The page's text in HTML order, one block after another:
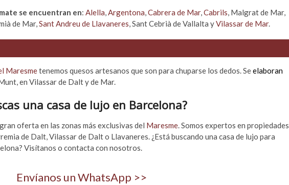
se encuentran en: Alella,Argentona,Cabrera de Mar,Cabrils, Malgrat de Mar,
de Mar,Sant Andreu de Llavaneres, Sant Cebrià de Vallalta yVilassar de Mar.
Maresmetenemos quesos artesanos que son para chuparse los dedos. Seelaboran
en Vilassar de Dalt y de Mar.
una casa de lujo en Barcelona?
oferta en las zonas más exclusivas del Maresme. Somos expertos en propiedades
de Dalt, Vilassar de Dalt o Llavaneres. ¿Está buscando una casa de lujo para
Visítanos o contacta con nosotros.
Envíanos un WhatsApp >>